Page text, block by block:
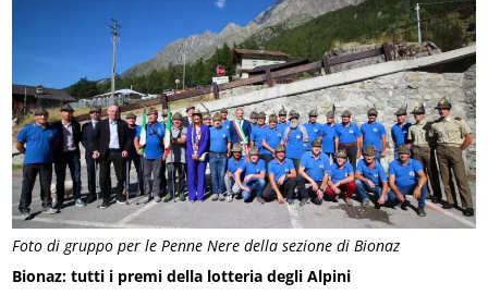
Foto di gruppo per le Penne Nere della sezione di Bionaz
Bionaz: tutti i premi della lotteria degli Alpini